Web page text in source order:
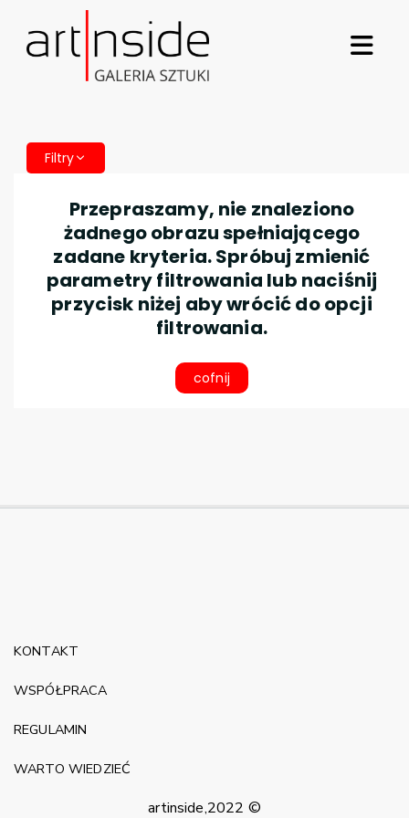
Filtry
Przepraszamy, nie znaleziono
żadnego obrazu spełniającego
zadane kryteria. Spróbuj zmienić
parametry filtrowania lub naciśnij
przycisk niżej aby wrócić do opcji
filtrowania.
cofnij
artinside,2022 ©
KONTAKT
WSPÓŁPRACA
REGULAMIN
WARTO WIEDZIEĆ